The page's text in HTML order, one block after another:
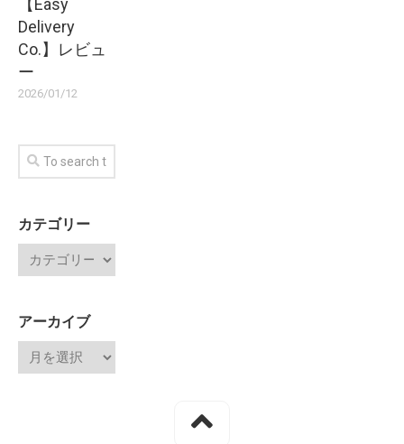
【Easy
Delivery
Co.】レビュ
ー
2026/01/12
カテゴリー
アーカイブ